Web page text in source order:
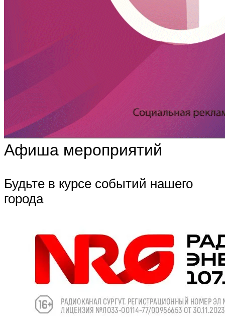
Афиша мероприятий
Будьте в курсе событий нашего
города